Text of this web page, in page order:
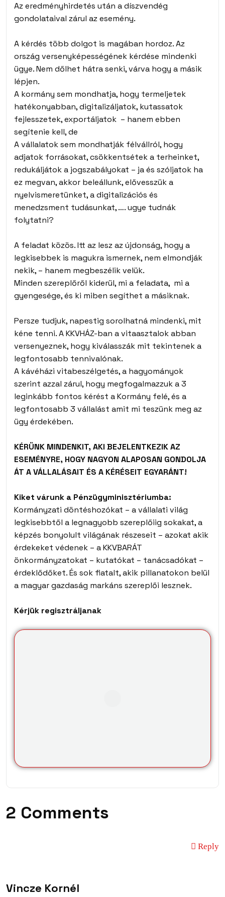
Az eredményhirdetés után a díszvendég
gondolataival zárul az esemény.
A kérdés több dolgot is magában hordoz. Az
ország versenyképességének kérdése mindenki
ügye. Nem dőlhet hátra senki, várva hogy a másik
lépjen.
A kormány sem mondhatja, hogy termeljetek
hatékonyabban, digitalizáljatok, kutassatok
fejlesszetek, exportáljatok – hanem ebben
segítenie kell, de
A vállalatok sem mondhatják félvállról, hogy
adjatok forrásokat, csökkentsétek a terheinket,
redukáljátok a jogszabályokat – ja és szóljatok ha
ez megvan, akkor beleállunk, elővesszük a
nyelvismeretünket, a digitalizációs és
menedzsment tudásunkat, …. ugye tudnák
folytatni?
A feladat közös. Itt az lesz az újdonság, hogy a
legkisebbek is magukra ismernek, nem elmondják
nekik, – hanem megbeszélik velük.
Minden szereplőről kiderül, mi a feladata, mi a
gyengesége, és ki miben segíthet a másiknak.
Persze tudjuk, napestig sorolhatná mindenki, mit
kéne tenni. A KKVHÁZ-ban a vitaasztalok abban
versenyeznek, hogy kiválasszák mit tekintenek a
legfontosabb tennivalónak.
A kávéházi vitabeszélgetés, a hagyományok
szerint azzal zárul, hogy megfogalmazzuk a 3
leginkább fontos kérést a Kormány felé, és a
legfontosabb 3 vállalást amit mi teszünk meg az
ügy érdekében.
KÉRÜNK MINDENKIT, AKI BEJELENTKEZIK AZ
ESEMÉNYRE, HOGY NAGYON ALAPOSAN GONDOLJA
ÁT A VÁLLALÁSAIT ÉS A KÉRÉSEIT EGYARÁNT!
Kiket várunk a Pénzügyminisztériumba:
Kormányzati döntéshozókat – a vállalati világ
legkisebbtől a legnagyobb szereplőiig sokakat, a
képzés bonyolult világának részeseit – azokat akik
érdekeket védenek – a KKVBARÁT
önkormányzatokat – kutatókat – tanácsadókat –
érdeklődőket. És sok fiatalt, akik pillanatokon belül
a magyar gazdaság markáns szereplői lesznek.
Kérjük regisztráljanak
2 Comments
Vincze Kornél
Reply